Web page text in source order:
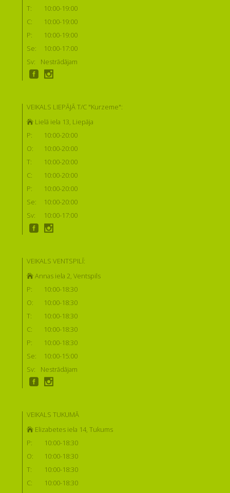
T:
10:00-19:00
C:
10:00-19:00
P:
10:00-19:00
Se:
10:00-17:00
Sv:
Nestrādājam
VEIKALS LIEPĀJĀ T/C "Kurzeme":
Lielā iela 13, Liepāja
P:
10:00-20:00
O:
10:00-20:00
T:
10:00-20:00
C:
10:00-20:00
P:
10:00-20:00
Se:
10:00-20:00
Sv:
10:00-17:00
VEIKALS VENTSPILĪ:
Annas iela 2, Ventspils
P:
10:00-18:30
O:
10:00-18:30
T:
10:00-18:30
C:
10:00-18:30
P:
10:00-18:30
Se:
10:00-15:00
Sv:
Nestrādājam
VEIKALS TUKUMĀ
Elizabetes iela 14, Tukums
P:
10:00-18:30
O:
10:00-18:30
T:
10:00-18:30
C:
10:00-18:30